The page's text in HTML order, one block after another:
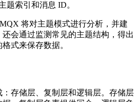
题索引和消息 ID。
将对主题模式进行分析，并建
会通过监测常见的主题结构，得出
式来保存数据。
存储层、复制层和逻辑层。存储层